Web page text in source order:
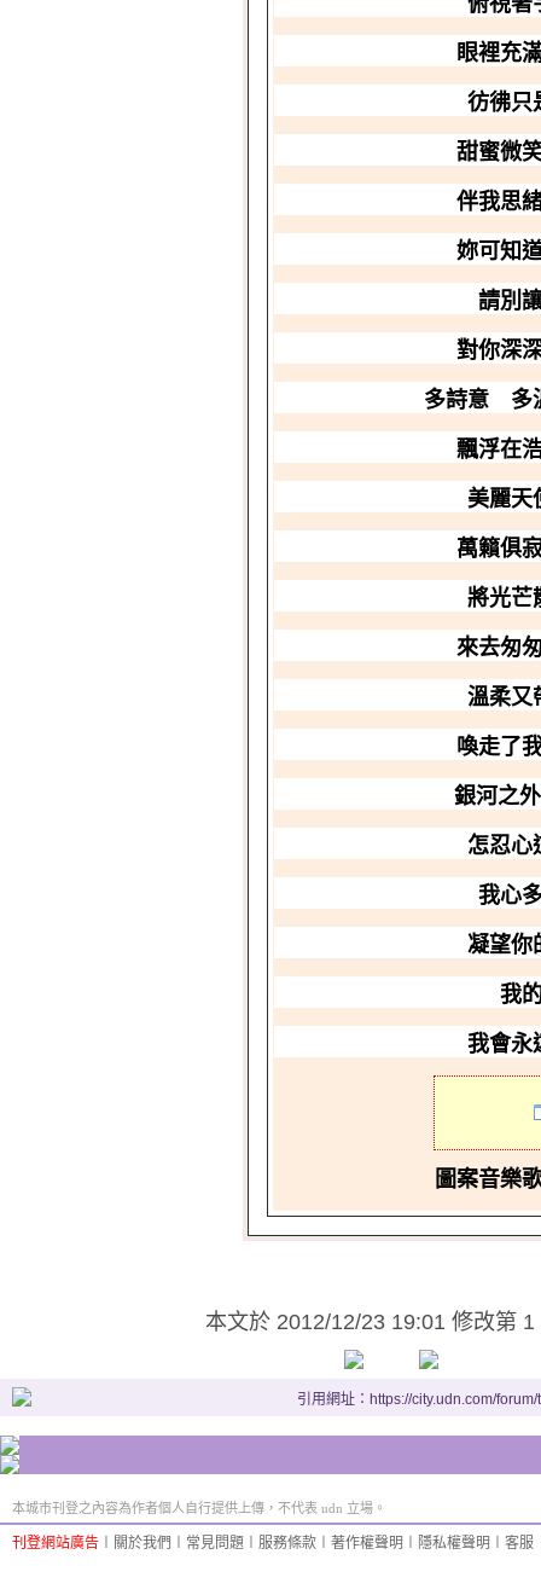
眼裡充
彷彿只
甜蜜微
伴我思
妳可知
請別
對你深
多詩意 多
飄浮在
美麗天
萬籟俱
將光芒
來去匆
溫柔又
喚走了
銀河之
怎忍
我心
凝望
我
我會永
圖案音樂
本文於 2012/12/23 19:01 修改第 1
引用網址：https://city.udn.com/
本城市刊登之內容為作者個人自行提供上傳，不代表 udn 立場。
刊登網站廣告 關於我們 常見問題 服務條款 著作權聲明 隱私權聲明 客服